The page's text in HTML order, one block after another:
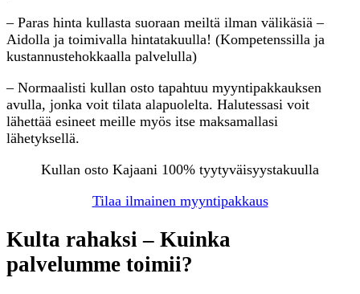
– Paras hinta kullasta suoraan meiltä ilman välikäsiä –
Aidolla ja toimivalla hintatakuulla! (Kompetenssilla ja
kustannustehokkaalla palvelulla)
– Normaalisti kullan osto tapahtuu myyntipakkauksen
avulla, jonka voit tilata alapuolelta. Halutessasi voit
lähettää esineet meille myös itse maksamallasi
lähetyksellä.
Kullan osto Kajaani 100% tyytyväisyystakuulla
Tilaa ilmainen myyntipakkaus
Kulta rahaksi – Kuinka
palvelumme toimii?